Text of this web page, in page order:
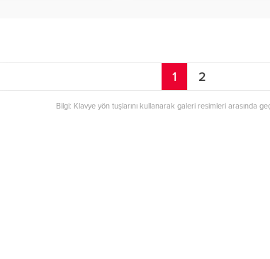
1 2
Bilgi: Klavye yön tuşlarını kullanarak galeri resimleri arasında